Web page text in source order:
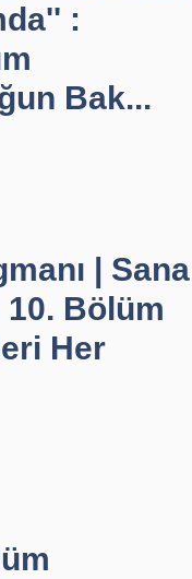
:
Bak...
| Sana
Bölüm
Her